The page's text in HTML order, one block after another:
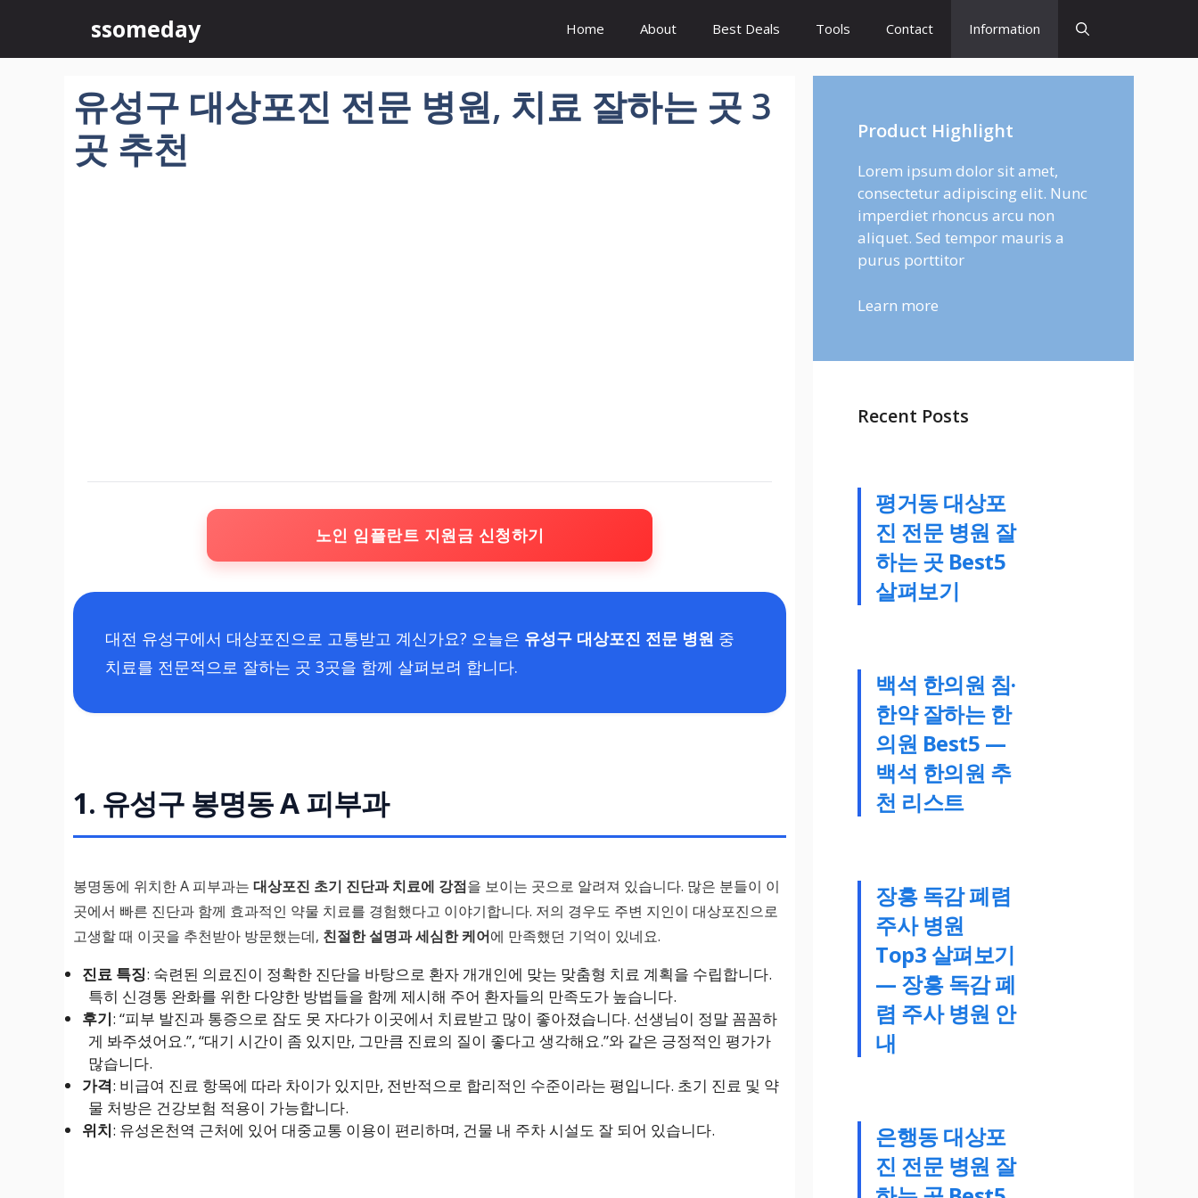
츠
ssomeday Home About Best Deals Tools Contact Information
유성구 대상포진 전문 병원, 치료 잘하는 곳 3
곳 추천
노인 임플란트 지원금 신청하기
대전 유성구에서 대상포진으로 고통받고 계신가요? 오늘은 유성구 대상포진 전문 병원 중
치료를 전문적으로 잘하는 곳 3곳을 함께 살펴보려 합니다.
1. 유성구 봉명동 A 피부과
봉명동에 위치한 A 피부과는 대상포진 초기 진단과 치료에 강점을 보이는 곳으로 알려져 있습니다. 많은 분들이 이
곳에서 빠른 진단과 함께 효과적인 약물 치료를 경험했다고 이야기합니다. 저의 경우도 주변 지인이 대상포진으로
고생할 때 이곳을 추천받아 방문했는데, 친절한 설명과 세심한 케어에 만족했던 기억이 있네요.
진료 특징: 숙련된 의료진이 정확한 진단을 바탕으로 환자 개개인에 맞는 맞춤형 치료 계획을 수립합니다.
특히 신경통 완화를 위한 다양한 방법들을 함께 제시해 주어 환자들의 만족도가 높습니다.
후기: “피부 발진과 통증으로 잠도 못 자다가 이곳에서 치료받고 많이 좋아졌습니다. 선생님이 정말 꼼꼼하
게 봐주셨어요.”, “대기 시간이 좀 있지만, 그만큼 진료의 질이 좋다고 생각해요.”와 같은 긍정적인 평가가
많습니다.
가격: 비급여 진료 항목에 따라 차이가 있지만, 전반적으로 합리적인 수준이라는 평입니다. 초기 진료 및 약
물 처방은 건강보험 적용이 가능합니다.
위치: 유성온천역 근처에 있어 대중교통 이용이 편리하며, 건물 내 주차 시설도 잘 되어 있습니다.
Product Highlight
Lorem ipsum dolor sit amet,
consectetur adipiscing elit. Nunc
imperdiet rhoncus arcu non
aliquet. Sed tempor mauris a
purus porttitor
Learn more
Recent Posts
평거동 대상포
진 전문 병원 잘
하는 곳 Best5
살펴보기
백석 한의원 침·
한약 잘하는 한
의원 Best5 —
백석 한의원 추
천 리스트
장흥 독감 폐렴
주사 병원
Top3 살펴보기
— 장흥 독감 폐
렴 주사 병원 안
내
은행동 대상포
진 전문 병원 잘